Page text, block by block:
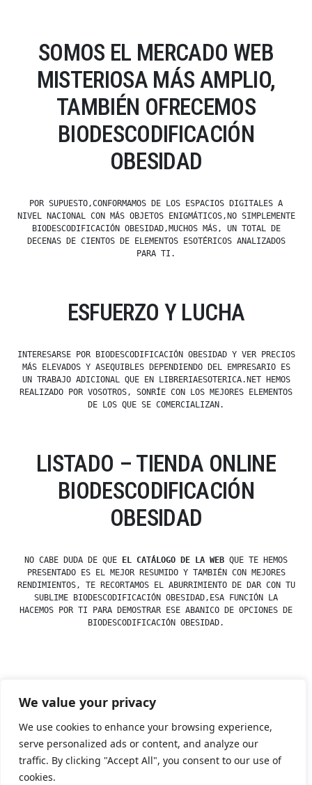
We value your privacy
We use cookies to enhance your browsing experience,
serve personalized ads or content, and analyze our
traffic. By clicking "Accept All", you consent to our use of
cookies.
SOMOS EL MERCADO WEB
MISTERIOSA MÁS AMPLIO,
TAMBIÉN OFRECEMOS
BIODESCODIFICACIÓN
OBESIDAD
POR SUPUESTO,CONFORMAMOS DE LOS ESPACIOS DIGITALES A
NIVEL NACIONAL CON MÁS OBJETOS ENIGMÁTICOS,NO SIMPLEMENTE
BIODESCODIFICACIÓN OBESIDAD,MUCHOS MÁS, UN TOTAL DE
DECENAS DE CIENTOS DE ELEMENTOS ESOTÉRICOS ANALIZADOS
PARA TI.
ESFUERZO Y LUCHA
INTERESARSE POR BIODESCODIFICACIÓN OBESIDAD Y VER PRECIOS
MÁS ELEVADOS Y ASEQUIBLES DEPENDIENDO DEL EMPRESARIO ES
UN TRABAJO ADICIONAL QUE EN LIBRERIAESOTERICA.NET HEMOS
REALIZADO POR VOSOTROS, SONRÍE CON LOS MEJORES ELEMENTOS
DE LOS QUE SE COMERCIALIZAN.
LISTADO – TIENDA ONLINE
BIODESCODIFICACIÓN
OBESIDAD
NO CABE DUDA DE QUE EL CATÁLOGO DE LA WEB QUE TE HEMOS
PRESENTADO ES EL MEJOR RESUMIDO Y TAMBIÉN CON MEJORES
RENDIMIENTOS, TE RECORTAMOS EL ABURRIMIENTO DE DAR CON TU
SUBLIME BIODESCODIFICACIÓN OBESIDAD,ESA FUNCIÓN LA
HACEMOS POR TI PARA DEMOSTRAR ESE ABANICO DE OPCIONES DE
BIODESCODIFICACIÓN OBESIDAD.
by
Posted
Biodescodificación
Tienda Esotérica Online – Librería Esotérica,Proudly